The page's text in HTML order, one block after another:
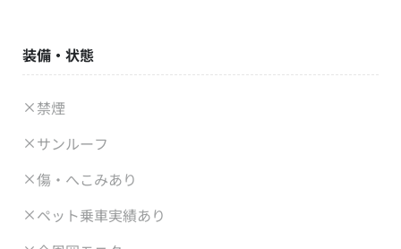
装備・状態
禁煙
サンルーフ
傷・へこみあり
ペット乗車実績あり